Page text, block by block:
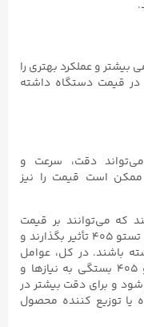
بیشتر و عملکرد بهتری را
قیمت دستگاه داشته
می‌تواند دقت، سرعت و
ممکن است قیمت را نیز
که می‌توانند بر قیمت
عوامل تاثیر گذار بر قیمت سرعت سنج باد تستو ۴۰۵ تأثیر بگذارند و
باشند. در کل، عوامل
تاثیر گذار بر قیمت سرعت سنج باد تستو ۴۰۵ بستگی به نیازها و
و برای دقت بیشتر در
یا توزیع کننده محصول